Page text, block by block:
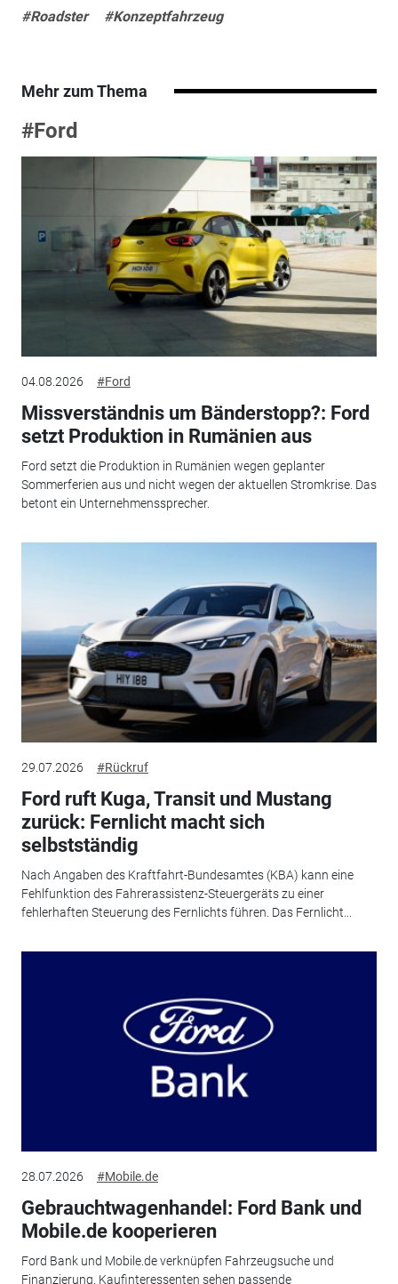
#Roadster #Konzeptfahrzeug
Mehr zum Thema
#Ford
04.08.2026 #Ford
Missverständnis um Bänderstopp?: Ford
setzt Produktion in Rumänien aus
Ford setzt die Produktion in Rumänien wegen geplanter
Sommerferien aus und nicht wegen der aktuellen Stromkrise. Das
betont ein Unternehmenssprecher.
29.07.2026 #Rückruf
Ford ruft Kuga, Transit und Mustang
zurück: Fernlicht macht sich
selbstständig
Nach Angaben des Kraftfahrt-Bundesamtes (KBA) kann eine
Fehlfunktion des Fahrerassistenz-Steuergeräts zu einer
fehlerhaften Steuerung des Fernlichts führen. Das Fernlicht...
28.07.2026 #Mobile.de
Gebrauchtwagenhandel: Ford Bank und
Mobile.de kooperieren
Ford Bank und Mobile.de verknüpfen Fahrzeugsuche und
Finanzierung. Kaufinteressenten sehen passende